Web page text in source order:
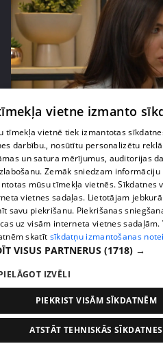
pirms 2 mēnešiem, 3 nedēļām
Zvanīt vai gaidīt zvanu?
etiķeti starp paaudzēm
17. epizode
pirms 2 mēnešiem, 3 nedēļām
vietne izmanto
tīmekļa vietnē tiek izmantotas
darbību., nosūtītu personalizētu
un satura mērījumus, auditorijas
Zemāk sniedzam
mūsu tīmekļa vietnēs.
vietnes sadaļas. Lietotājam
savu piekrišanu. Piekrišanas
uz visām interneta vietnes
skatīt sīkdatņu izmantošanas
VISUS PARTNERUS (1718) →
IZVĒLI
PIEKRIST VISĀM SĪKDATNĒM
ATSTĀT TEHNISKĀS SĪKDATNES